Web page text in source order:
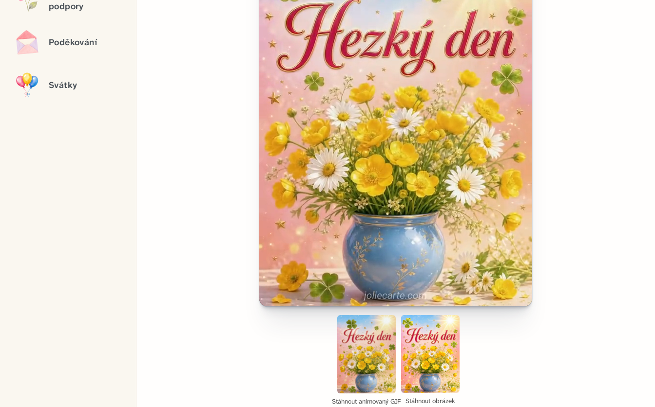
podpory
Poděkování
Svátky
Stáhnout animovaný GIF Stáhnout obrázek